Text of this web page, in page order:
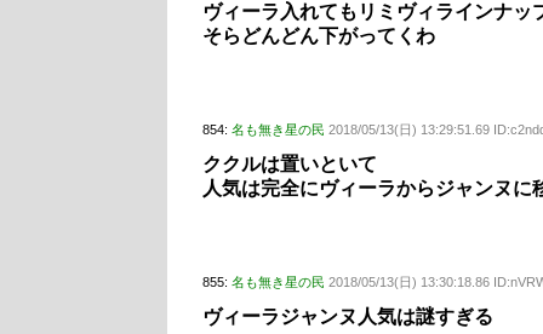
ヴィーラ入れてもリミヴィラインナッ
そらどんどん下がってくわ
854: 名も無き星の民 2018/05/13(日) 13:29:51.69
ククルは置いといて
人気は完全にヴィーラからジャンヌに
855: 名も無き星の民 2018/05/13(日) 13:30:18.86
ヴィーラジャンヌ人気は謎すぎる